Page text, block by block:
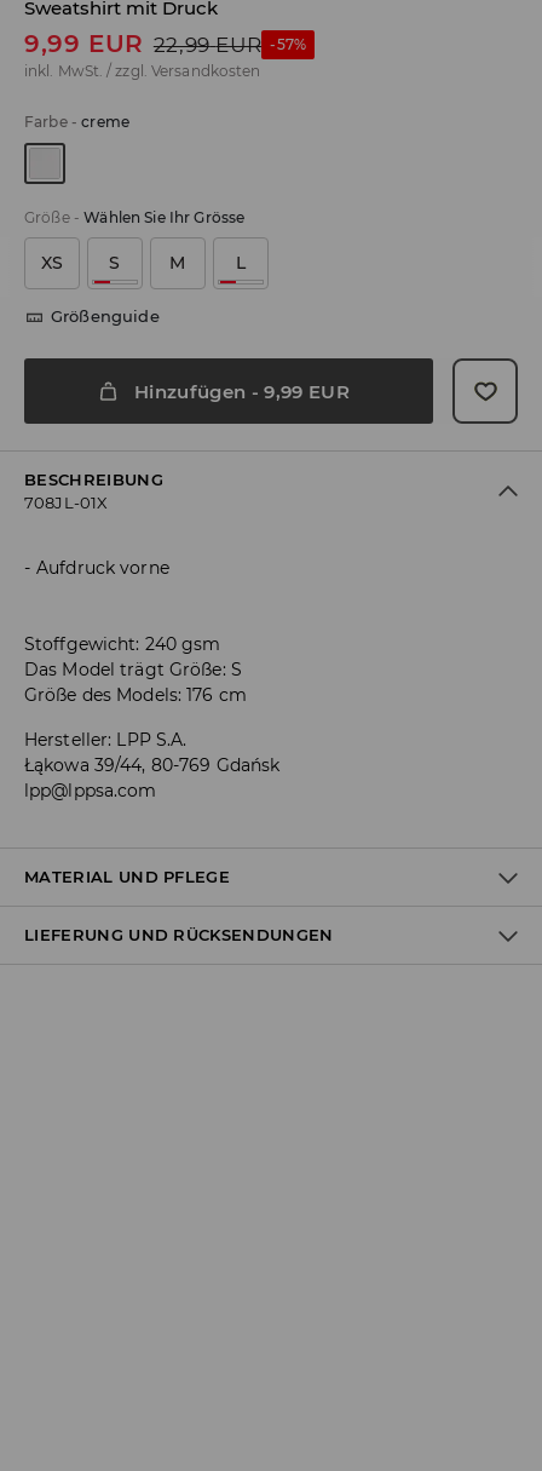
Sweatshirt mit Druck
9,99 EUR 22,99 EUR -57%
inkl. MwSt. / zzgl. Versandkosten
Farbe-creme
Größe-Wählen Sie Ihr Grösse
XS S M L
Größenguide
Hinzufügen -9,99 EUR
BESCHREIBUNG
708JL-01X
Aufdruck vorne
Stoffgewicht: 240 gsm
Das Model trägt Größe: S
Größe des Models: 176 cm
Hersteller: LPP S.A.
Łąkowa 39/44, 80-769 Gdańsk
lpp@lppsa.com
MATERIAL UND PFLEGE
ERSTER STOFF: 60% BAUMWOLLE, 40% POLYESTER
LIEFERUNG UND RÜCKSENDUNGEN